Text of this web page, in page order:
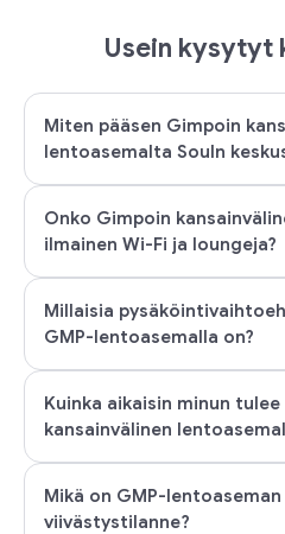
Usein kysytyt
Miten pääsen Gimpoin
lentoasemalta Souln
Onko Gimpoin
ilmainen Wi-Fi ja loungeja?
Millaisia
GMP-lentoasemalla on?
Kuinka aikaisin minun
kansainvälinen
Mikä on GMP-
viivästystilanne?